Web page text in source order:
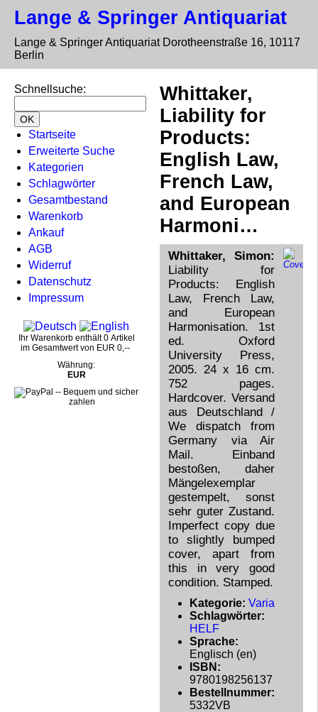
Lange & Springer Antiquariat
Lange & Springer Antiquariat Dorotheenstraße 16, 10117
Berlin
Schnellsuche:
Startseite
Erweiterte Suche
Kategorien
Schlagwörter
Gesamtbestand
Warenkorb
Ankauf
AGB
Widerruf
Datenschutz
Impressum
Ihr Warenkorb enthält 0 Artikel
im Gesamtwert von EUR 0,--
Währung:
EUR
Whittaker,
Liability for
Products:
English Law,
French Law,
and European
Harmoni…
Whittaker, Simon:
Liability for
Products: English
Law, French Law,
and European
Harmonisation. 1st
ed. Oxford
University Press,
2005. 24 x 16 cm.
752 pages.
Hardcover. Versand
aus Deutschland /
We dispatch from
Germany via Air
Mail. Einband
bestoßen, daher
Mängelexemplar
gestempelt, sonst
sehr guter Zustand.
Imperfect copy due
to slightly bumped
cover, apart from
this in very good
condition. Stamped.
Kategorie: Varia
Schlagwörter:
HELF
Sprache:
Englisch (en)
ISBN:
9780198256137
Bestellnummer:
5332VB